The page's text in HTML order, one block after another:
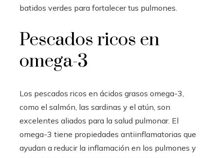
batidos verdes para fortalecer tus pulmones.
Pescados ricos en
omega-3
Los pescados ricos en ácidos grasos omega-3,
como el salmón, las sardinas y el atún, son
excelentes aliados para la salud pulmonar. El
omega-3 tiene propiedades antiinflamatorias que
ayudan a reducir la inflamación en los pulmones y